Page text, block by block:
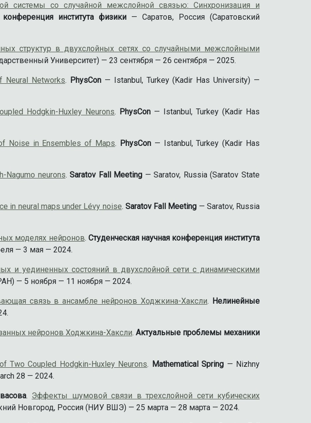
системы со случайной межслойной связью: Синхронизация и
конференция института физики— Саратов, Россия (Саратовский
структур в двухслойных сетях со случайными межслойными
Университет) — 23 сентября — 26 сентября — 2025.
Neural Networks. PhysCon— Istanbul, Turkey (Kadir Has University) —
Hodgkin-Huxley Neurons. PhysCon — Istanbul, Turkey (Kadir Has
Noise in Ensembles of Maps. PhysCon— Istanbul, Turkey (Kadir Has
Nagumo neurons.Saratov Fall Meeting — Saratov, Russia (Saratov State
in neural maps under Lévy noise. Saratov Fall Meeting — Saratov, Russia
моделях нейронов. Студенческая научная конференция института
— 3 мая — 2024.
и уединенных состояний в двухслойной сети с динамическими
— 5 ноября — 11 ноября — 2024.
связь в ансамбле нейронов Ходжкина-Хаксли. Нелинейные
нейронов Ходжкина-Хаксли. Актуальные проблемы механики
Two Coupled Hodgkin-Huxley Neurons. Mathematical Spring — Nizhny
28 — 2024.
. Эффекты шумовой связи в трехслойной сети кубических
Новгород, Россия (НИУ ВШЭ) — 25 марта — 28 марта — 2024.